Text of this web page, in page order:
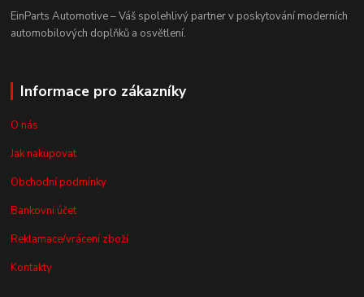
EinParts Automotive – Váš spolehlivý partner v poskytování moderních
automobilových doplňků a osvětlení.
Informace pro zákazníky
O nás
Jak nakupovat
Obchodní podmínky
Bankovní účet
Reklamace/vrácení zboží
Kontakty